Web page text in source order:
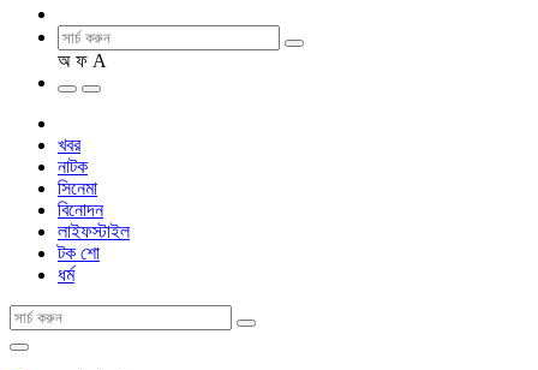
অ ফ A
খবর
নাটক
সিনেমা
বিনোদন
লাইফস্টাইল
টক শো
ধর্ম